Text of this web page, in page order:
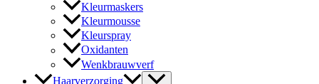
Kleurmaskers
Kleurmousse
Kleurspray
Oxidanten
Wenkbrauwverf
Haarverzorging